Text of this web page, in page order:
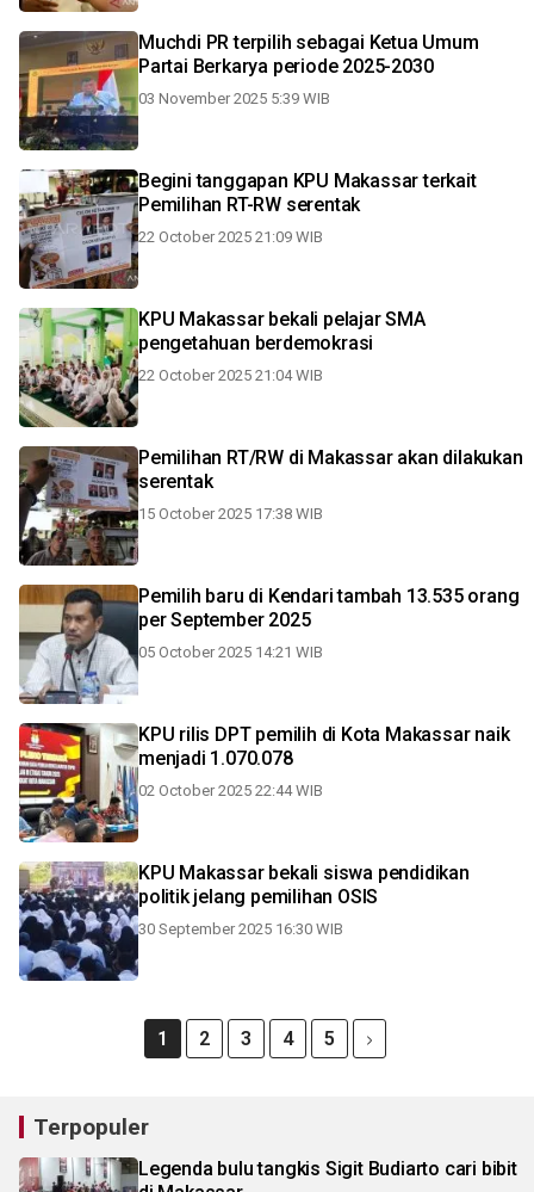
Muchdi PR terpilih sebagai Ketua Umum
Partai Berkarya periode 2025-2030
03 November 2025 5:39 WIB
Begini tanggapan KPU Makassar terkait
Pemilihan RT-RW serentak
22 October 2025 21:09 WIB
KPU Makassar bekali pelajar SMA
pengetahuan berdemokrasi
22 October 2025 21:04 WIB
Pemilihan RT/RW di Makassar akan dilakukan
serentak
15 October 2025 17:38 WIB
Pemilih baru di Kendari tambah 13.535 orang
per September 2025
05 October 2025 14:21 WIB
KPU rilis DPT pemilih di Kota Makassar naik
menjadi 1.070.078
02 October 2025 22:44 WIB
KPU Makassar bekali siswa pendidikan
politik jelang pemilihan OSIS
30 September 2025 16:30 WIB
1 2 3 4 5
Terpopuler
Legenda bulu tangkis Sigit Budiarto cari bibit